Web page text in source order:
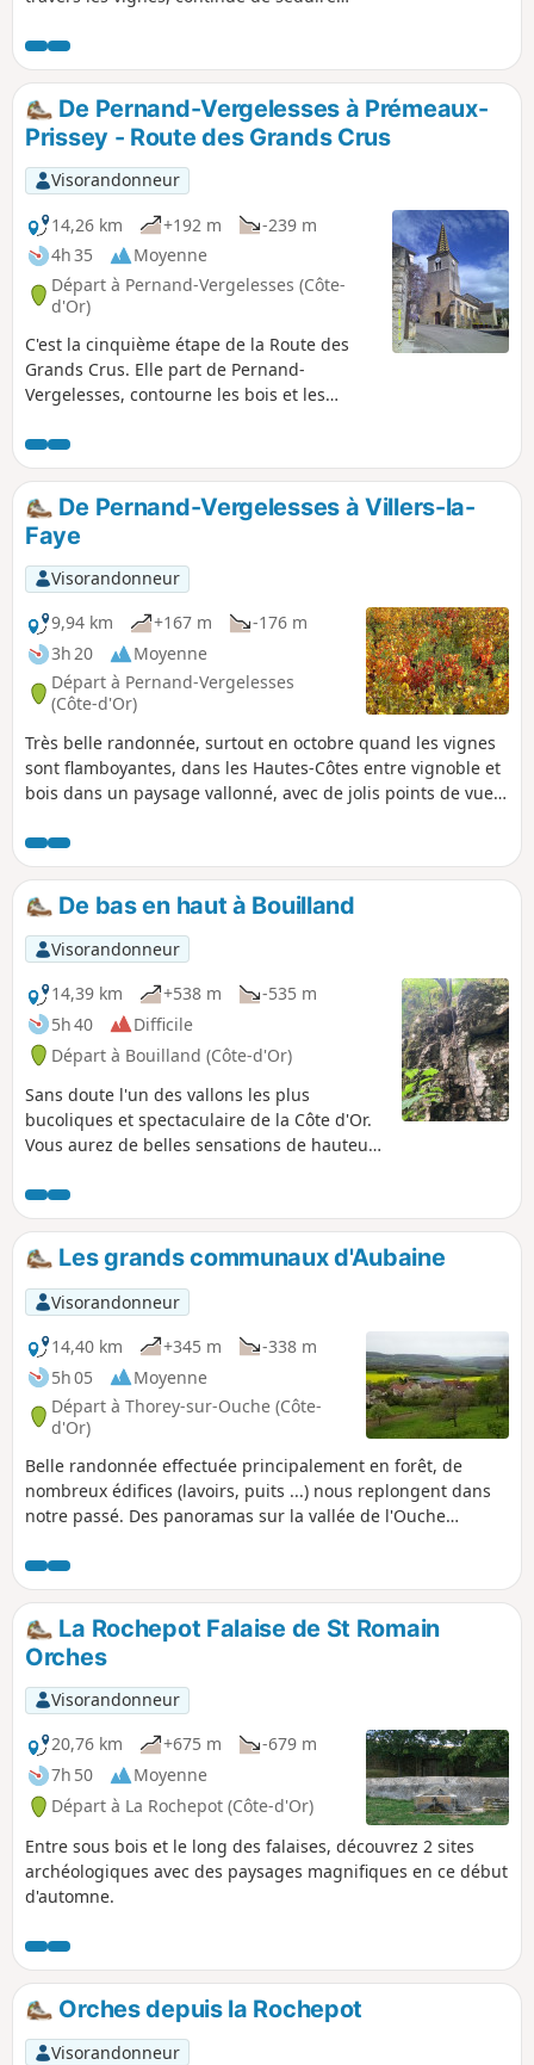
comme Pommard, Volnay, Meursault,
Puligny-Montrachet, Chassagne-
Montrachet et Santenay. La fin du circuit
le long du Canal du Centre vient le
terminer agréablement et sereinement.
De Pernand-Vergelesses à Prémeaux-
Prissey - Route des Grands Crus
Visorandonneur
14,26 km
+192 m
-239 m
4h 35
Moyenne
Départ à Pernand-Vergelesses (Côte-
d'Or)
C'est la cinquième étape de la Route des
Grands Crus. Elle part de Pernand-
Vergelesses, contourne les bois et les
Villers et Villers-la-Faye, puis fait le tour de
la carrière et descend vers Prémeaux-
Prissey. Elle est accessible aux chiens et
traverse des vignobles et la campagne.
De Pernand-Vergelesses à Villers-la-
Faye
Visorandonneur
9,94 km
+167 m
-176 m
3h 20
Moyenne
Départ à Pernand-Vergelesses
(Côte-d'Or)
Très belle randonnée, surtout en octobre quand les vignes
sont flamboyantes, dans les Hautes-Côtes entre vignoble et
bois dans un paysage vallonné, avec de jolis points de vue,
randonnée est assez facile, sur de bons chemins, malgré
quelques pentes brèves mais plus marquées. Vous pourrez
pique-niquer dans le lavoir de Villers-la-Faye, aménagé
pour les randonneurs.
De bas en haut à Bouilland
Visorandonneur
14,39 km
+538 m
-535 m
5h 40
Difficile
Départ à Bouilland (Côte-d'Or)
Sans doute l'un des vallons les plus
bucoliques et spectaculaire de la Côte d'Or.
Vous aurez de belles sensations de hauteur
et des combes secrètes.
Les grands communaux d'Aubaine
Visorandonneur
14,40 km
+345 m
-338 m
5h 05
Moyenne
Départ à Thorey-sur-Ouche (Côte-
d'Or)
Belle randonnée effectuée principalement en forêt, de
nombreux édifices (lavoirs, puits ...) nous replongent dans
notre passé. Des panoramas sur la vallée de l'Ouche
long de la randonnée.
La Rochepot Falaise de St Romain
Orches
Visorandonneur
20,76 km
+675 m
-679 m
7h 50
Moyenne
Départ à La Rochepot (Côte-d'Or)
Entre sous bois et le long des falaises, découvrez 2 sites
archéologiques avec des paysages magnifiques en ce début
d'automne.
Orches depuis la Rochepot
Visorandonneur